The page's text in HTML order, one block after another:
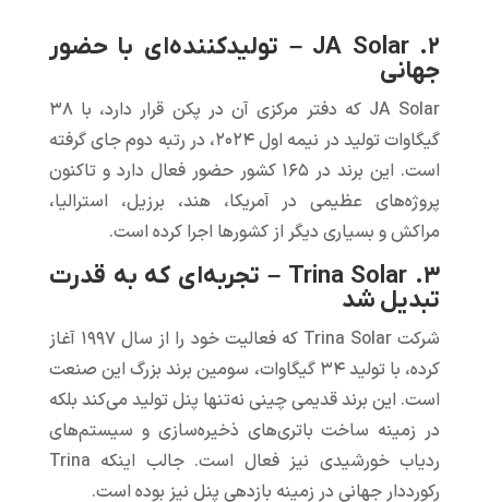
۲. JA Solar – تولیدکننده‌ای با حضور
جهانی
JA Solar که دفتر مرکزی آن در پکن قرار دارد، با ۳۸
گیگاوات‌ تولید در نیمه اول ۲۰۲۴، در رتبه دوم جای گرفته
است. این برند در ۱۶۵ کشور حضور فعال دارد و تاکنون
پروژه‌های عظیمی در آمریکا، هند، برزیل، استرالیا،
مراکش و بسیاری دیگر از کشورها اجرا کرده است.
۳. Trina Solar – تجربه‌ای که به قدرت
تبدیل شد
شرکت Trina Solar که فعالیت خود را از سال ۱۹۹۷ آغاز
کرده، با تولید ۳۴ گیگاوات‌، سومین برند بزرگ این صنعت
است. این برند قدیمی چینی نه‌تنها پنل تولید می‌کند بلکه
در زمینه ساخت باتری‌های ذخیره‌سازی و سیستم‌های
ردیاب خورشیدی نیز فعال است. جالب اینکه Trina
رکورددار جهانی در زمینه بازدهی پنل نیز بوده است.